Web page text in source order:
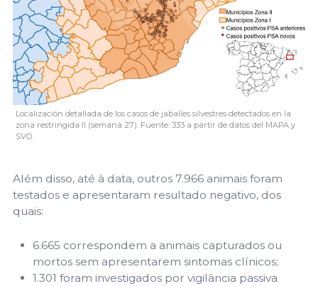
Localización detallada de los casos de jabalíes silvestres detectados en la
zona restringida II (semana 27). Fuente: 333 a partir de datos del MAPA y
SVO.
Além disso, até à data, outros 7.966 animais foram
testados e apresentaram resultado negativo, dos
quais:
6.665 correspondem a animais capturados ou
mortos sem apresentarem sintomas clínicos;
1.301 foram investigados por vigilância passiva